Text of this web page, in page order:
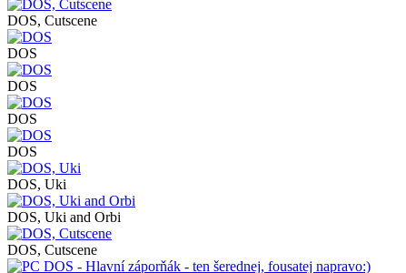
DOS, Cutscene
DOS
DOS
DOS
DOS
DOS, Uki
DOS, Uki and Orbi
DOS, Cutscene